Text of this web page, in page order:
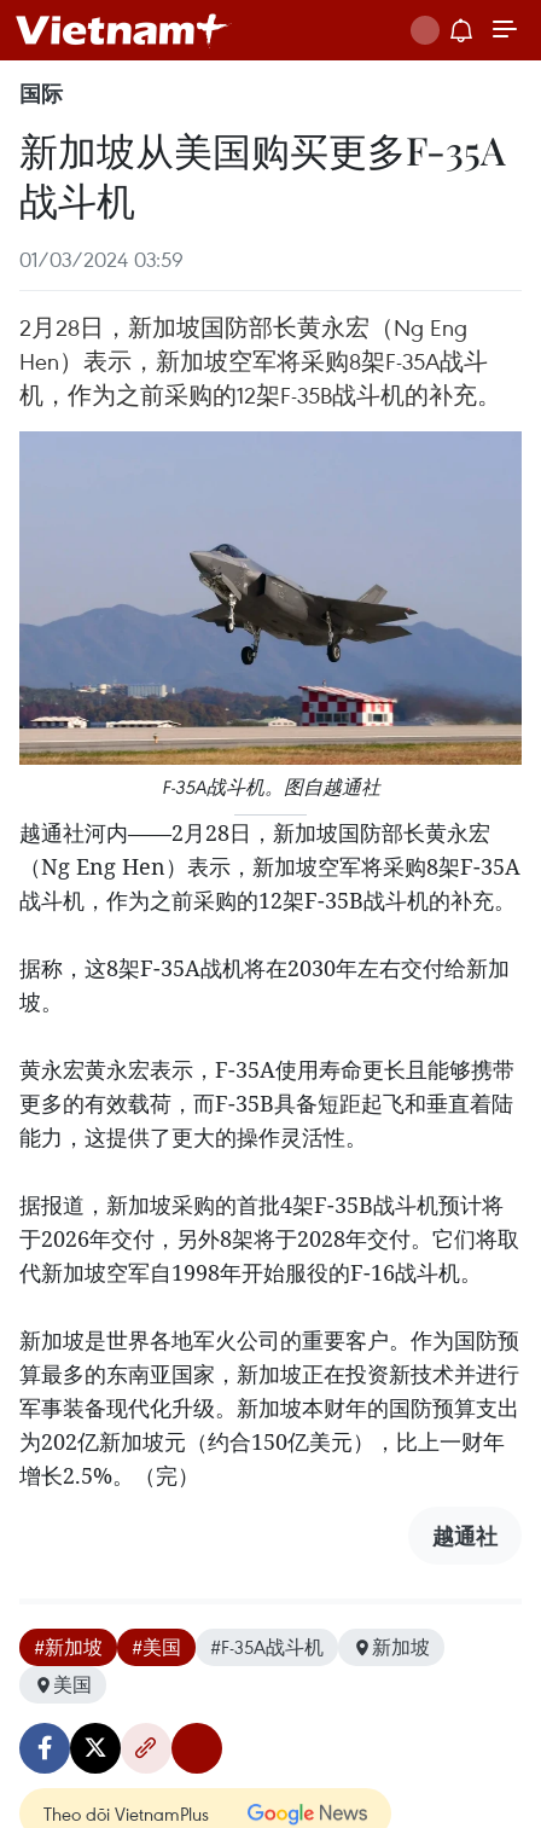
国际
新加坡从美国购买更多F-35A
战斗机
01/03/2024 03:59
2月28日，新加坡国防部长黄永宏（Ng Eng
Hen）表示，新加坡空军将采购8架F-35A战斗
机，作为之前采购的12架F-35B战斗机的补充。
F-35A战斗机。图自越通社
越通社河内——2月28日，新加坡国防部长黄永宏
（Ng Eng Hen）表示，新加坡空军将采购8架F-35A
战斗机，作为之前采购的12架F-35B战斗机的补充。
据称，这8架F-35A战机将在2030年左右交付给新加
坡。
黄永宏黄永宏表示，F-35A使用寿命更长且能够携带
更多的有效载荷，而F-35B具备短距起飞和垂直着陆
能力，这提供了更大的操作灵活性。
据报道，新加坡采购的首批4架F-35B战斗机预计将
于2026年交付，另外8架将于2028年交付。它们将取
代新加坡空军自1998年开始服役的F-16战斗机。
新加坡是世界各地军火公司的重要客户。作为国防预
算最多的东南亚国家，新加坡正在投资新技术并进行
军事装备现代化升级。新加坡本财年的国防预算支出
为202亿新加坡元（约合150亿美元），比上一财年
增长2.5%。（完）
越通社
#新加坡 #美国 #F-35A战斗机
新加坡
美国
Theo dõi VietnamPlus